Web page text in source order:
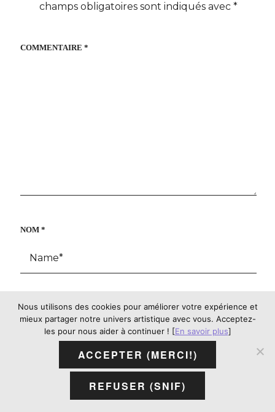
champs obligatoires sont indiqués avec *
COMMENTAIRE *
NOM *
E-MAIL*
Nous utilisons des cookies pour améliorer votre expérience et
mieux partager notre univers artistique avec vous. Acceptez-
les pour nous aider à continuer ! [En savoir plus]
ACCEPTER (MERCI!)
REFUSER (SNIF)